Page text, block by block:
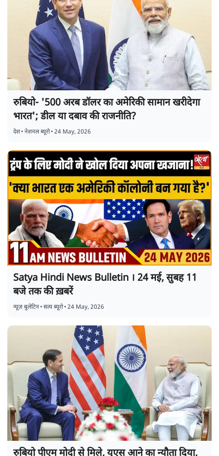
रुबियो- '500 अरब डॉलर का अमेरिकी सामान खरीदेगा
भारत'; डील या दबाव की राजनीति?
देश•नेशनल ब्यूरो•24 May, 2026
Satya Hindi News Bulletin । 24 मई, सुबह 11
बजे तक की ख़बरें
न्यूज़ बुलेटिन•सत्य ब्यूरो•24 May, 2026